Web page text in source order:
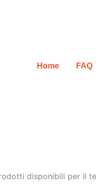
Home FAQ
disponibili per il